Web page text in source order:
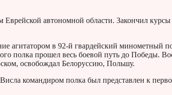
автономной области. Закончил курсы
агитатором в 92-й гвардейский минометный
полка прошел весь боевой путь до Победы.
освобождал Белоруссию, Польшу.
командиром полка был представлен к